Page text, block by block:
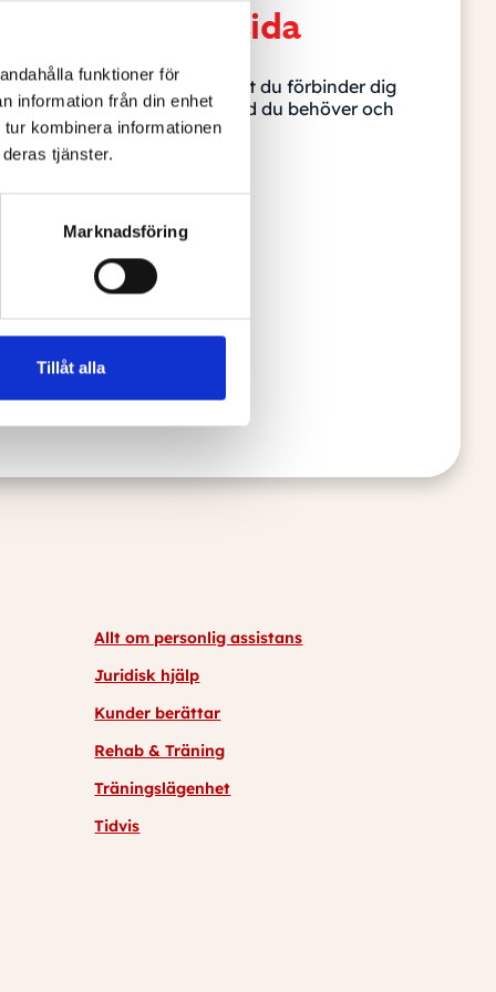
funktioner för
information från din enhet
kombinera informationen
tjänster.
Marknadsföring
Tillåt alla
och på din sida
– helt gratis och utan att du förbinder dig
vi om din situation, vad du behöver och
Allt om personlig assistans
Juridisk hjälp
Kunder berättar
Rehab & Träning
Träningslägenhet
Tidvis